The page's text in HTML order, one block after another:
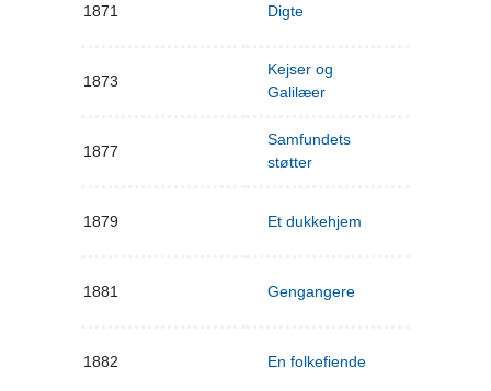
1871 Digte
1873
Kejser og
Galilæer
1877
Samfundets
støtter
1879 Et dukkehjem
1881 Gengangere
1882 En folkefiende